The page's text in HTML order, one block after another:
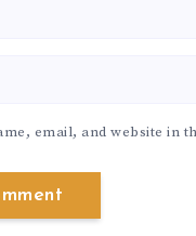
email, and website in